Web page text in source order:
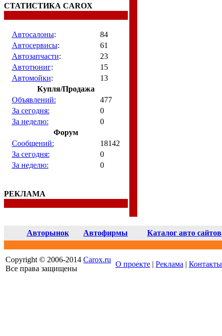
СТАТИСТИКА CAROX
Автосалоны:
84
Автосервисы:
61
Автозапчасти:
23
Автотюниг:
15
Автомойки:
13
Купля/Продажа
Объявлений:
477
За сегодня:
0
За неделю:
0
Форум
Сообщений:
18142
За сегодня:
0
За неделю:
0
РЕКЛАМА
Авторынок Автофирмы Каталог авто сайтов
Copyright © 2006-2014 Carox.ru
Все права защищены
О проекте | Реклама | Контакты